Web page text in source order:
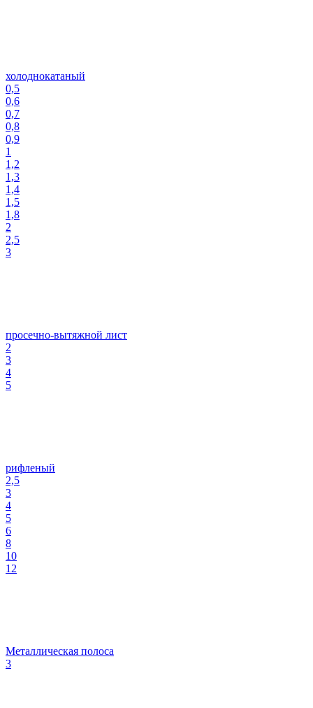
холоднокатаный
0,5
0,6
0,7
0,8
0,9
1
1,2
1,3
1,4
1,5
1,8
2
2,5
3
просечно-вытяжной лист
2
3
4
5
рифленый
2,5
3
4
5
6
8
10
12
Металлическая полоса
3